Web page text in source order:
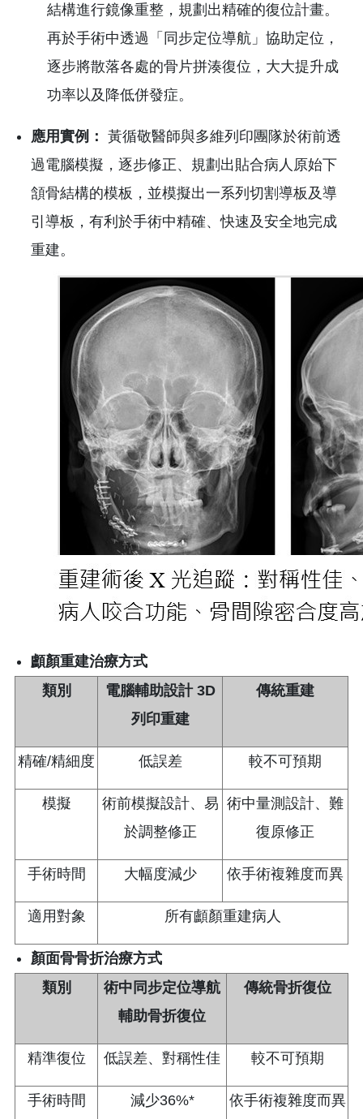
結構進行鏡像重整，規劃出精確的復位計畫。
再於手術中透過「同步定位導航」協助定位，
逐步將散落各處的骨片拼湊復位，大大提升成
功率以及降低併發症。
應用實例： 黃循敬醫師與多維列印團隊於術前透
過電腦模擬，逐步修正、規劃出貼合病人原始下
頷骨結構的模板，並模擬出一系列切割導板及導
引導板，有利於手術中精確、快速及安全地完成
重建。
顱顏重建治療方式
類別
電腦輔助設計 3D
列印重建
傳統重建
精確/精細度 低誤差 較不可預期
模擬
術前模擬設計、易
於調整修正
術中量測設計、難
復原修正
手術時間 大幅度減少 依手術複雜度而異
適用對象 所有顱顏重建病人
顏面骨骨折治療方式
類別
術中同步定位導航
輔助骨折復位
傳統骨折復位
精準復位 低誤差、對稱性佳 較不可預期
手術時間 減少36%* 依手術複雜度而異